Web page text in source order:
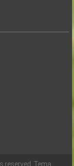
reserved. Tema: